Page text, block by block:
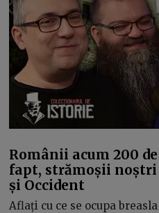
Românii acum 200
fapt, strămoșii
și Occident
Aflați cu ce se ocupa